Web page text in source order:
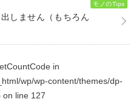
モノのTips
しません（もちろん
in
wp/wp-content/themes/dp-
on line 127